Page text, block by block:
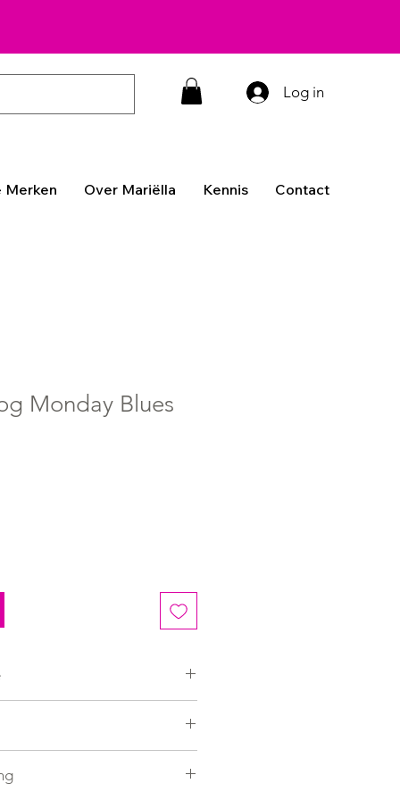
Log in
Merken Over Mariëlla Kennis Contact
Monday Blues